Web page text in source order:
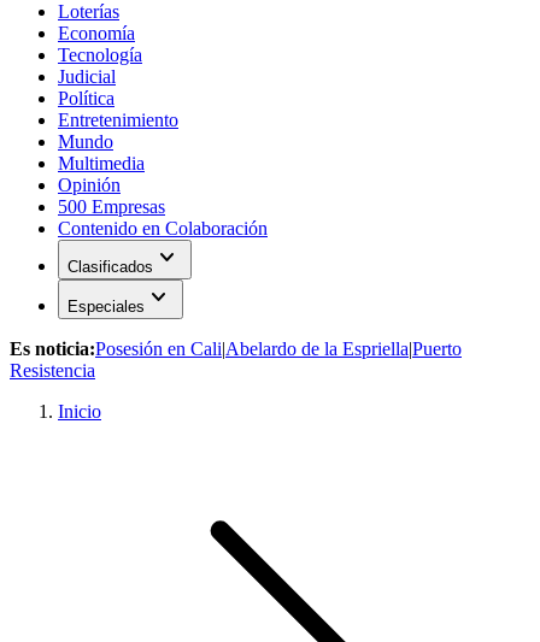
Loterías
Economía
Tecnología
Judicial
Política
Entretenimiento
Mundo
Multimedia
Opinión
500 Empresas
Contenido en Colaboración
Clasificados expand_more
Especiales expand_more
Es noticia:Posesión en Cali|Abelardo de la Espriella|Puerto
Resistencia
Inicio